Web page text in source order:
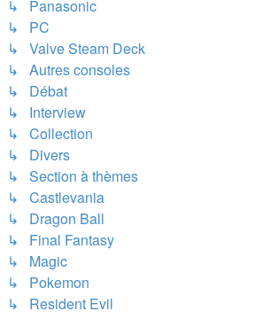
↳ Panasonic
↳ PC
↳ Valve Steam Deck
↳ Autres consoles
↳ Débat
↳ Interview
↳ Collection
↳ Divers
↳ Section à thèmes
↳ Castlevania
↳ Dragon Ball
↳ Final Fantasy
↳ Magic
↳ Pokemon
↳ Resident Evil